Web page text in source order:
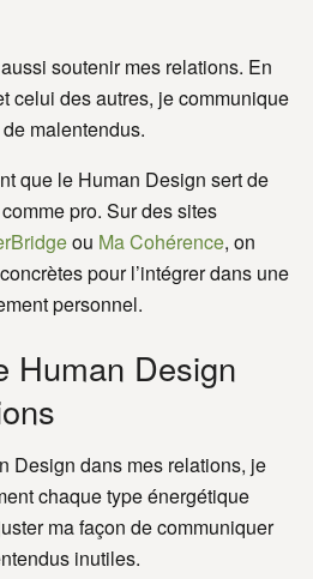
soutenir mes relations. En
celui des autres, je communique
malentendus.
que le Human Design sert de
pro. Sur des sites
ou Ma Cohérence, on
pour l’intégrer dans une
personnel.
Human Design
Design dans mes relations, je
chaque type énergétique
ma façon de communiquer
inutiles.